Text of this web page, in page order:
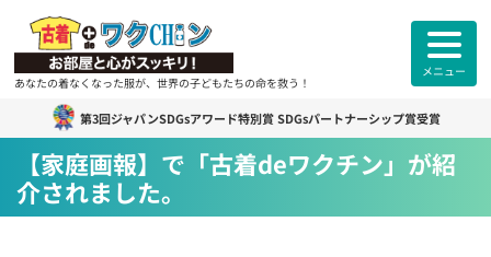
あなたの着なくなった服が、世界の子どもたちの命を救う！
メニュー
古着deワクチンについて
各拠点紹介
第3回ジャパンSDGsアワード特別賞 SDGsパートナーシップ賞受賞
【家庭画報】で「古着deワクチン」が紹
介されました。